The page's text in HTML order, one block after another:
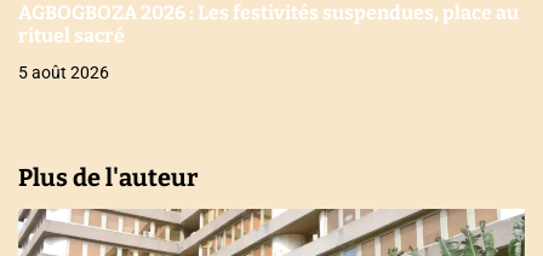
AGBOGBOZA 2026 : Les festivités suspendues, place au
rituel sacré
5 août 2026
Plus de l'auteur